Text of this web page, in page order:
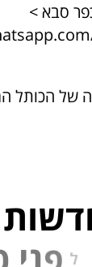
סבא >